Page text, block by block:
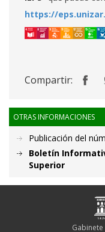
https://
Compartir:
OTRAS INFORMACIONES
Publicación del
Boletín
Superior